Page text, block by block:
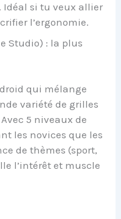
si tu veux allier
l’ergonomie.
Studio) : la plus
qui mélange
variété de grilles
5 niveaux de
les novices que les
de thèmes (sport,
l’intérêt et muscle